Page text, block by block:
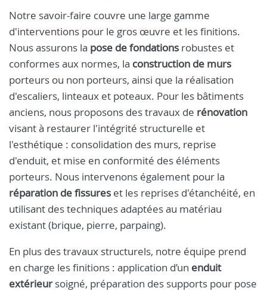
Notre savoir-faire couvre une large gamme
d'interventions pour le gros œuvre et les finitions.
Nous assurons la pose de fondations robustes et
conformes aux normes, la construction de murs
porteurs ou non porteurs, ainsi que la réalisation
d'escaliers, linteaux et poteaux. Pour les bâtiments
anciens, nous proposons des travaux de rénovation
visant à restaurer l'intégrité structurelle et
l'esthétique : consolidation des murs, reprise
d'enduit, et mise en conformité des éléments
porteurs. Nous intervenons également pour la
réparation de fissures et les reprises d'étanchéité, en
utilisant des techniques adaptées au matériau
existant (brique, pierre, parpaing).
En plus des travaux structurels, notre équipe prend
en charge les finitions : application d’un enduit
extérieursoigné, préparation des supports pour pose